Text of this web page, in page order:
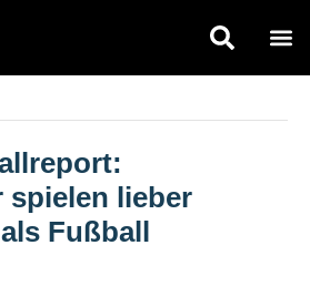
spielen lieber
Fußball